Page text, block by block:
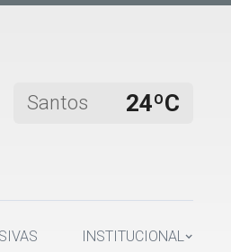
Santos 24ºC
INSTITUCIONAL